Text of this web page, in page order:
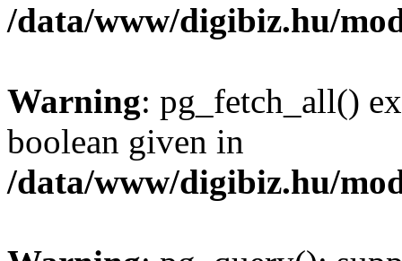
/data/www/digibiz.hu/
Warning: pg_fetch_all()
boolean given in
/data/www/digibiz.hu/